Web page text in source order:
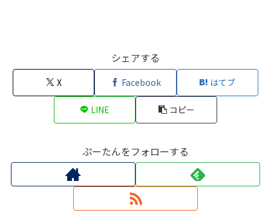
シェアする
X Facebook はてブ
LINE コピー
ぷーたんをフォローする